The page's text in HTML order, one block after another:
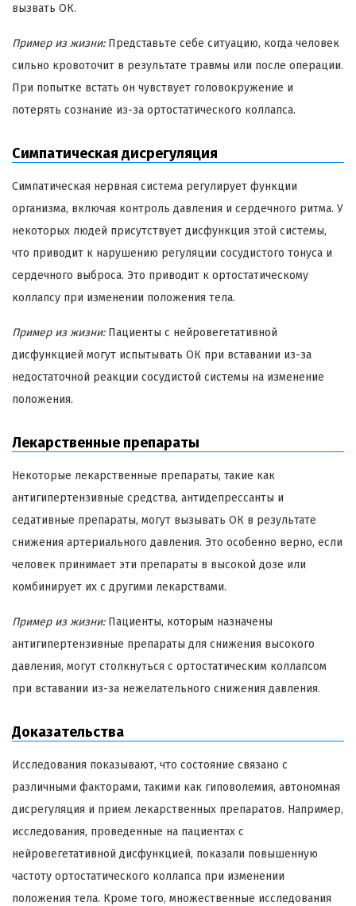
вызвать ОК.
Пример из жизни:Представьте себе ситуацию, когда человек
сильно кровоточит в результате травмы или после операции.
При попытке встать он чувствует головокружение и
потерять сознание из-за ортостатического коллапса.
Симпатическая дисрегуляция
Симпатическая нервная система регулирует функции
организма, включая контроль давления и сердечного ритма. У
некоторых людей присутствует дисфункция этой системы,
что приводит к нарушению регуляции сосудистого тонуса и
сердечного выброса. Это приводит к ортостатическому
коллапсу при изменении положения тела.
Пример из жизни:Пациенты с нейровегетативной
дисфункцией могут испытывать ОК при вставании из-за
недостаточной реакции сосудистой системы на изменение
положения.
Лекарственные препараты
Некоторые лекарственные препараты, такие как
антигипертензивные средства, антидепрессанты и
седативные препараты, могут вызывать ОК в результате
снижения артериального давления. Это особенно верно, если
человек принимает эти препараты в высокой дозе или
комбинирует их с другими лекарствами.
Пример из жизни:Пациенты, которым назначены
антигипертензивные препараты для снижения высокого
давления, могут столкнуться с ортостатическим коллапсом
при вставании из-за нежелательного снижения давления.
Доказательства
Исследования показывают, что состояние связано с
различными факторами, такими как гиповолемия, автономная
дисрегуляция и прием лекарственных препаратов. Например,
исследования, проведенные на пациентах с
нейровегетативной дисфункцией, показали повышенную
частоту ортостатического коллапса при изменении
положения тела. Кроме того, множественные исследования